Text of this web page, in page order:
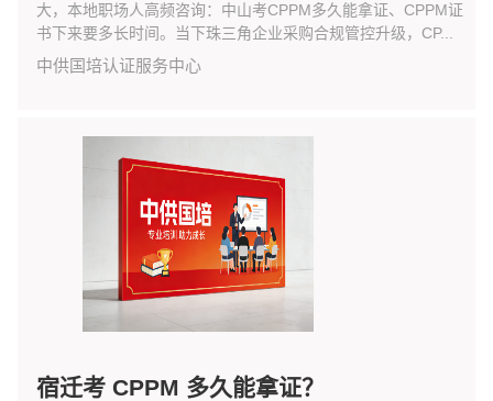
大，本地职场人高频咨询：中山考CPPM多久能拿证、CPPM证
书下来要多长时间。当下珠三角企业采购合规管控升级，CP...
中供国培认证服务中心
宿迁考 CPPM 多久能拿证？